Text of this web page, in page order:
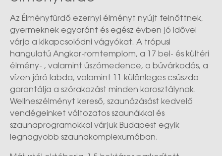
Az Élményfürdő ezernyi élményt nyújt felnőttnek,
gyermeknek egyaránt és egész évben jó idővel
várja a kikapcsolódni vágyókat. A trópusi
hangulatú Angkor-romtemplom, a 17 bel- és kültéri
élmény- , valamint úszómedence, a búvárkodás, a
vízen járó labda, valamint 11 különleges csúszda
garantálja a szórakozást minden korosztálynak.
Wellneszélményt kereső, szaunázásást kedvelő
vendégeinket változatos szaunákkal és
szaunaprogramokkal várjuk Budapest egyik
legnagyobb szaunakomplexumában.